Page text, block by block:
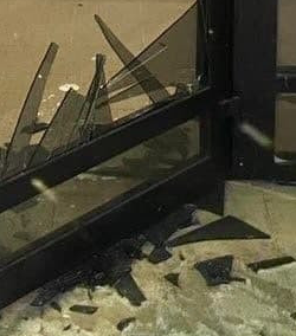
Полиция проводит
попал на запись камеры
к двери и начинает её пинать, в
была сильно пьяна.